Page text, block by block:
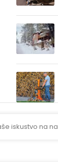
iskustvo na